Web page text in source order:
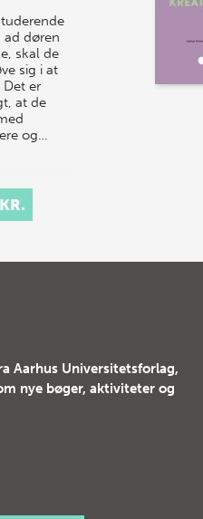
døren
skal de
sig i at
Det er
at de
og…
Aarhus Universitetsforlag,
nye bøger, aktiviteter og